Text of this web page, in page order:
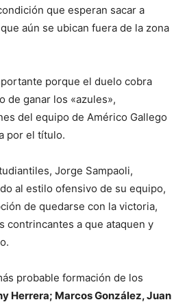
que esperan sacar a
aún se ubican fuera de la zona
porque el duelo cobra
de ganar los «azules»,
del equipo de Américo Gallego
por el título.
Jorge Sampaoli,
al estilo ofensivo de su equipo,
de quedarse con la victoria,
contrincantes a que ataquen y
probable formación de los
Herrera; Marcos González, Juan